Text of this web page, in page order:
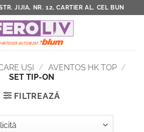
JIJIA, NR. 12, CARTIER AL. CEL BUN
UŞI / AVENTOS HK TOP /
SET TIP-ON
FILTREAZĂ